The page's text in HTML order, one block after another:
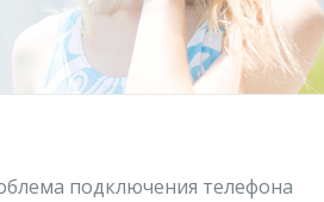
подключения телефона